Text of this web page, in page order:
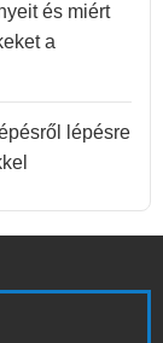
és miért
a
lépésre